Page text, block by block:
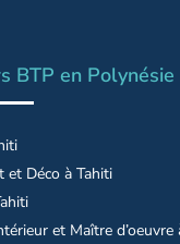
BTP en Polynésie
et Déco à Tahiti
et Maître d’oeuvre